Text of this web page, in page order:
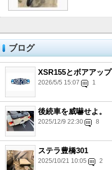
ブログ
XSR155とボアアップ
2026/5/5 15:07 1
後続車を威嚇せよ。
2025/12/9 22:30 8
ステラ豊橋301
2025/10/21 10:05 2